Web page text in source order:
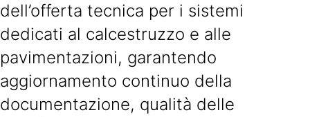
dell’offerta tecnica per i sistemi
dedicati al calcestruzzo e alle
pavimentazioni, garantendo
aggiornamento continuo della
documentazione, qualità delle